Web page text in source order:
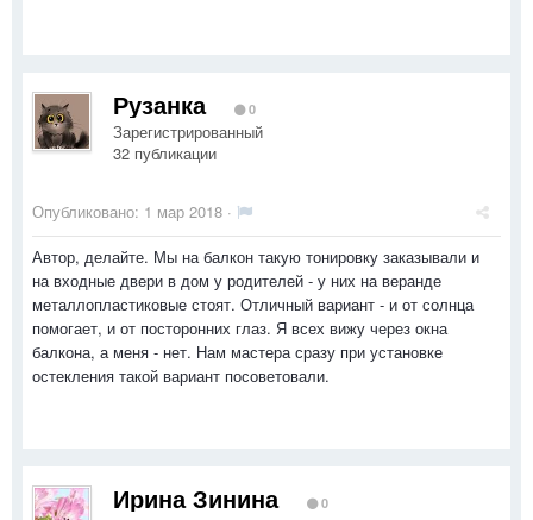
Рузанка 0
Зарегистрированный
32 публикации
Опубликовано: 1 мар 2018 ·
Автор, делайте. Мы на балкон такую тонировку заказывали и
на входные двери в дом у родителей - у них на веранде
металлопластиковые стоят. Отличный вариант - и от солнца
помогает, и от посторонних глаз. Я всех вижу через окна
балкона, а меня - нет. Нам мастера сразу при установке
остекления такой вариант посоветовали.
Ирина Зинина 0